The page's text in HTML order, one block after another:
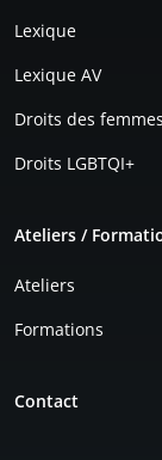
Lexique
Lexique AV
Droits des femmes
Droits LGBTQI+
Ateliers /
Ateliers
Formations
Contact